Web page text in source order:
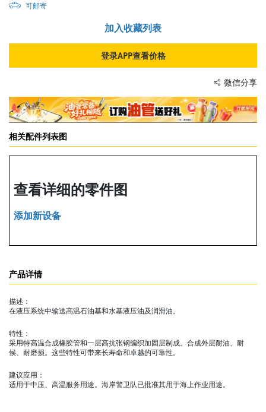
可邮寄
加入收藏列表
登录APP查看价格
微信分享
相关配件列表图
查看详细的零件图
添加新设备
产品详情
描述：
在液压系统中输送高温石油基和水基液压油及润滑油。
特性：
采用特高温合成橡胶管和一层高抗张钢编织加固层制成。合成外层耐油、耐
候、耐磨损。这些特性可带来长寿命和卓越的可靠性。
建议应用：
适用于中压、高温服务用途。海岸警卫队已批准其用于海上作业用途。